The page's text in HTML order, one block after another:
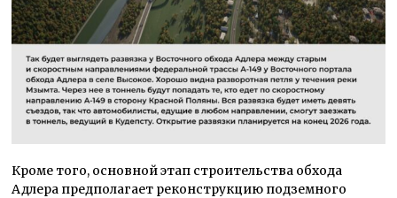
Кроме того, основной этап строительства обхода
Адлера предполагает реконструкцию подземного